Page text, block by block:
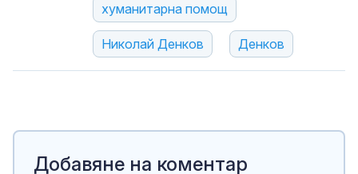
хуманитарна помощ
Николай Денков Денков
Добавяне на коментар